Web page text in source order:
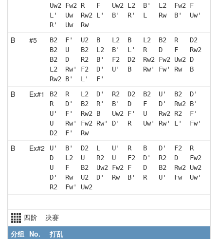
Uw2 Fw2 R   F   Uw2 L2  B'  L2  Fw2 F
L'  Uw  Rw2 L'  B'  R'  L   Rw  B'  Uw'
R'  Uw  Rw
B #5
B2  F'  U2  B   L2  B   L2  B2  R   D2
B2  U   B2  L2  B'  L'  R   D   F   Rw2
B2  D   R2  B'  F2  D2  Rw2 Fw2 Uw2 D
L2  Rw' F2  D'  U'  B   Rw' Fw' Rw  B
Rw2 B'  L'  F'
B Ex#1
B2  R   L2  D'  R2  D2  B2  U'  B2  D'
R   D'  B2  R'  B'  D   F   D'  Rw2 B'
U'  F'  Rw2 B   Uw2 F'  U   Rw2 R2  F'
U   Rw' Fw2 Rw' D'  R   Uw' Rw' L'  Fw'
D2  F'  Rw
B Ex#2
U'  B'  D2  L   U'  R   B   D'  F2  R
D   L2  U   R2  U   F2  D'  R2  D   Fw2
U   F   B2  Uw2 Fw2 F   D   B2  Rw2 Uw2
D'  Rw  U2  D'  Rw  B'  R   U'  Fw  Uw'
R2  Fw' Uw2
四阶 决赛
分组 No.
打乱